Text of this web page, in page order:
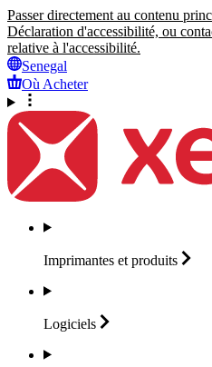
Passer directement au contenu
Déclaration d'accessibilité, ou
relative à l'accessibilité.
Senegal
Où Acheter
Imprimantes et produits
Logiciels